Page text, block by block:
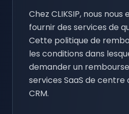
Chez CLIKSIP, nous
fournir des services de
Cette politique de
les conditions dans
demander un
services SaaS de
CRM.